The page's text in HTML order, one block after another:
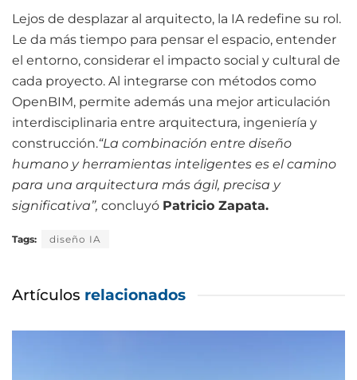
Lejos de desplazar al arquitecto, la IA redefine su rol.
Le da más tiempo para pensar el espacio, entender
el entorno, considerar el impacto social y cultural de
cada proyecto. Al integrarse con métodos como
OpenBIM, permite además una mejor articulación
interdisciplinaria entre arquitectura, ingeniería y
construcción.“La combinación entre diseño
humano y herramientas inteligentes es el camino
para una arquitectura más ágil, precisa y
significativa”, concluyó Patricio Zapata.
Tags: diseño IA
Artículos relacionados